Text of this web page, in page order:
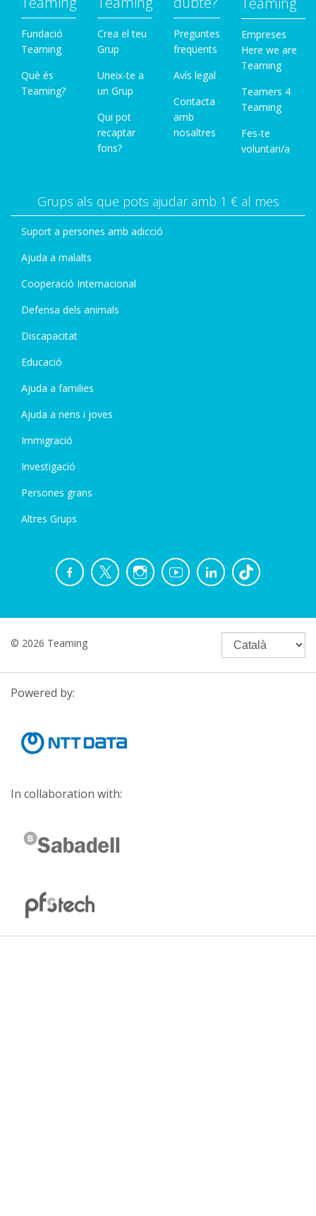
Fundació
Teaming
Què és
Teaming?
Crea el teu
Grup
Uneix-te a
un Grup
Qui pot
recaptar
fons?
Preguntes
freqüents
Avís legal
Contacta
amb
nosaltres
Empreses
Here we are
Teaming
Teamers 4
Teaming
Fes-te
voluntari/a
Grups als que pots ajudar amb 1 € al mes
Suport a persones amb adicció
Ajuda a malalts
Cooperació Internacional
Defensa dels animals
Discapacitat
Educació
Ajuda a families
Ajuda a nens i joves
Immigració
Investigació
Persones grans
Altres Grups
© 2026 Teaming
Powered by:
In collaboration with: